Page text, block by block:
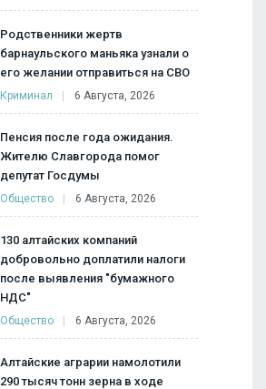
Родственники жертв
барнаульского маньяка узнали о
его желании отправиться на СВО
Криминал 6 Августа, 2026
Пенсия после года ожидания.
Жителю Славгорода помог
депутат Госдумы
Общество 6 Августа, 2026
130 алтайских компаний
добровольно доплатили налоги
после выявления "бумажного
НДС"
Общество 6 Августа, 2026
Алтайские аграрии намолотили
290 тысяч тонн зерна в ходе